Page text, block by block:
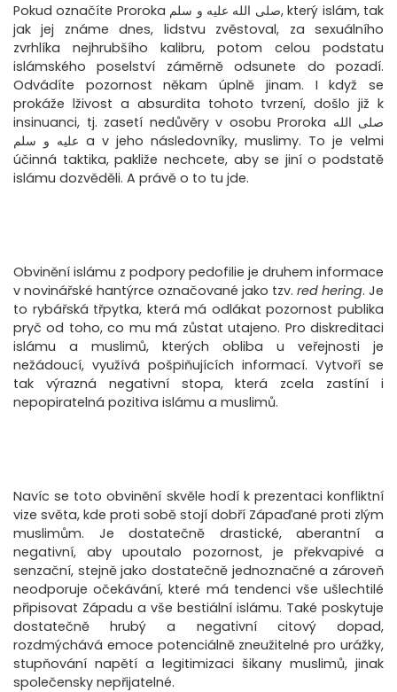
Pokud označíte Proroka صلى الله عليه و سلم, který islám, tak
jak jej známe dnes, lidstvu zvěstoval, za sexuálního
zvrhlíka nejhrubšího kalibru, potom celou podstatu
islámského poselství záměrně odsunete do pozadí.
Odvádíte pozornost někam úplně jinam. I když se
prokáže lživost a absurdita tohoto tvrzení, došlo již k
insinuanci, tj. zasetí nedůvěry v osobu Proroka صلى الله
عليه و سلم a v jeho následovníky, muslimy. To je velmi
účinná taktika, pakliže nechcete, aby se jiní o podstatě
islámu dozvěděli. A právě o to tu jde.
Obvinění islámu z podpory pedofilie je druhem informace
v novinářské hantýrce označované jako tzv. red hering. Je
to rybářská třpytka, která má odlákat pozornost publika
pryč od toho, co mu má zůstat utajeno. Pro diskreditaci
islámu a muslimů, kterých obliba u veřejnosti je
nežádoucí, využívá pošpiňujících informací. Vytvoří se
tak výrazná negativní stopa, která zcela zastíní i
nepopiratelná pozitiva islámu a muslimů.
Navíc se toto obvinění skvěle hodí k prezentaci konfliktní
vize světa, kde proti sobě stojí dobří Zápaďané proti zlým
muslimům. Je dostatečně drastické, aberantní a
negativní, aby upoutalo pozornost, je překvapivé a
senzační, stejně jako dostatečně jednoznačné a zároveň
neodporuje očekávání, které má tendenci vše ušlechtilé
připisovat Západu a vše bestiální islámu. Také poskytuje
dostatečně hrubý a negativní citový dopad,
rozdmýchává emoce potenciálně zneužitelné pro urážky,
stupňování napětí a legitimizaci šikany muslimů, jinak
společensky nepřijatelné.